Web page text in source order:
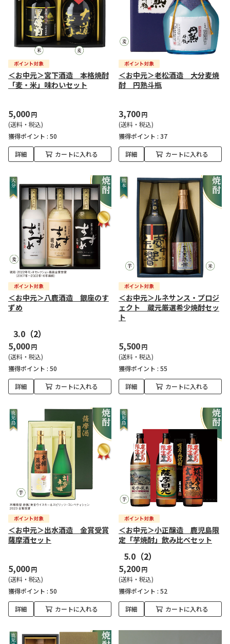
＜お中元＞宮下酒造 本格焼酎
「麦・米」味わいセット
5,000円
(送料・税込)
獲得ポイント : 50
詳細 カートに入れる
＜お中元＞老松酒造 大分麦焼
酎 円熟斗瓶
3,700円
(送料・税込)
獲得ポイント : 37
詳細 カートに入れる
＜お中元＞八鹿酒造 銀座のす
ずめ
3.0 （2）
5,000円
(送料・税込)
獲得ポイント : 50
詳細 カートに入れる
＜お中元＞ルネサンス・プロジ
ェクト 蔵元厳選希少焼酎セッ
ト
5,500円
(送料・税込)
獲得ポイント : 55
詳細 カートに入れる
＜お中元＞出水酒造 金賞受賞
薩摩酒セット
5,000円
(送料・税込)
獲得ポイント : 50
詳細 カートに入れる
＜お中元＞小正醸造 鹿児島限
定「芋焼酎」飲み比べセット
5.0 （2）
5,200円
(送料・税込)
獲得ポイント : 52
詳細 カートに入れる